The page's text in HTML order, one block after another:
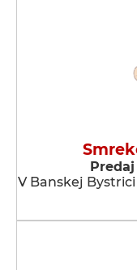
V Banskej